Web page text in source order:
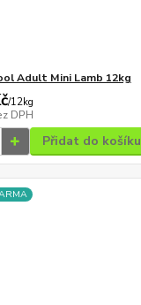
Adult Mini Lamb 12kg
/12kg
DPH
Přidat do košíku